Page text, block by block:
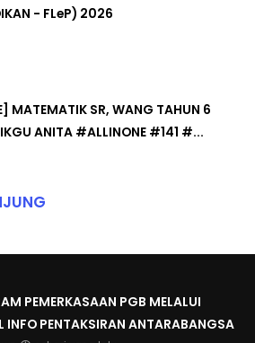
- FLeP) 2026
MATEMATIK SR, WANG TAHUN 6
ANITA #ALLINONE #141 #...
PEMERKASAAN PGB MELALUI
INFO PENTAKSIRAN ANTARABANGSA